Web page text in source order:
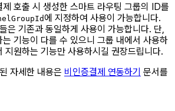
호출 시 생성한 스마트 라우팅 그룹의 ID를
에 지정하여 사용이 가능합니다.
은 기존과 동일하게 사용이 가능합니다. 단,
기능이 다를 수 있으니 그룹 내에서 사용하
지원하는 기능만 사용하시길 권장드립니다.
자세한 내용은 비인증결제 연동하기 문서를